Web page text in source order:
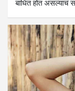
बाधित होत